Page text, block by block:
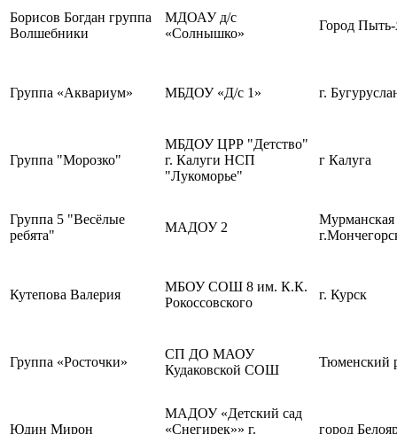
Борисов Богдан группа
Волшебники
МДОАУ д/с
«Солнышко»
Город
Группа «Аквариум» МБДОУ «Д/с 1» г.
Группа "Морозко"
МБДОУ ЦРР "Детство"
г. Калуги НСП
"Лукоморье"
г Калуга
Группа 5 "Весёлые
ребята"
МАДОУ 2
Мурманская
Кутепова Валерия
МБОУ СОШ 8 им. К.К.
Рокоссовского
г. Курск
Группа «Росточки»
СП ДО МАОУ
Кудаковской СОШ
Тюменский
Юдин Мирон
МАДОУ «Детский сад
«Снегирек»» г.
город